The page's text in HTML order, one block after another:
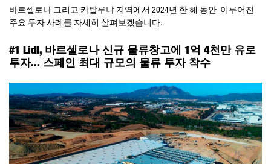
바르셀로나 그리고 카탈루냐 지역에서 2024년 한 해 동안 이루어진
주요 투자 사례를 자세히 살펴보겠습니다.
#1 Lidl, 바르셀로나 신규 물류창고에 1억 4천만 유로
투자... 스페인 최대 규모의 물류 투자 착수